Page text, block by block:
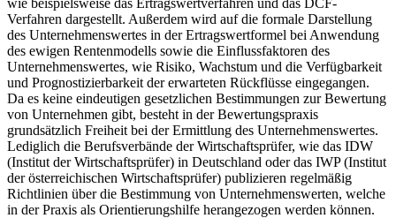
Verfahren dargestellt. Außerdem wird auf die formale Darstellung
des Unternehmenswertes in der Ertragswertformel bei Anwendung
des ewigen Rentenmodells sowie die Einflussfaktoren des
Unternehmenswertes, wie Risiko, Wachstum und die Verfügbarkeit
und Prognostizierbarkeit der erwarteten Rückflüsse eingegangen.
Da es keine eindeutigen gesetzlichen Bestimmungen zur Bewertung
von Unternehmen gibt, besteht in der Bewertungspraxis
grundsätzlich Freiheit bei der Ermittlung des Unternehmenswertes.
Lediglich die Berufsverbände der Wirtschaftsprüfer, wie das IDW
(Institut der Wirtschaftsprüfer) in Deutschland oder das IWP (Institut
der österreichischen Wirtschaftsprüfer) publizieren regelmäßig
Richtlinien über die Bestimmung von Unternehmenswerten, welche
in der Praxis als Orientierungshilfe herangezogen werden können.